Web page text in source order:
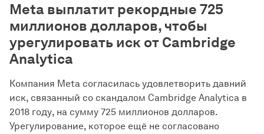
Meta выплатит рекордные 725
миллионов долларов, чтобы
урегулировать иск от Cambridge
Analytica
Компания Meta согласилась удовлетворить давний
иск, связанный со скандалом Cambridge Analytica в
2018 году, на сумму 725 миллионов долларов.
Урегулирование, которое ещё не согласовано